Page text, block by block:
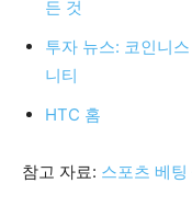
든 것
투자 뉴스: 코인니
니티
HTC 홈
참고 자료: 스포츠 베